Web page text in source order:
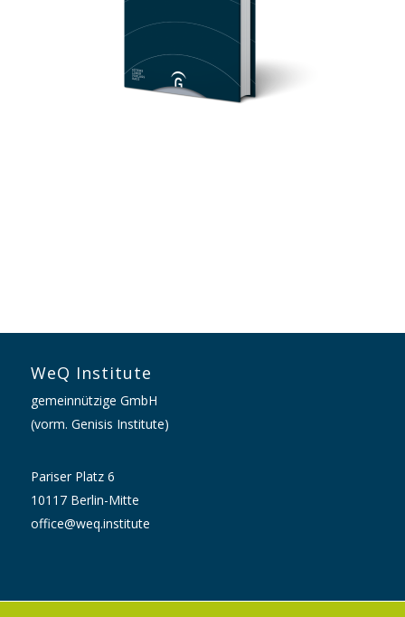
WeQ Institute
gemeinnützige GmbH
(vorm. Genisis Institute)
Pariser Platz 6
10117 Berlin-Mitte
office@weq.institute